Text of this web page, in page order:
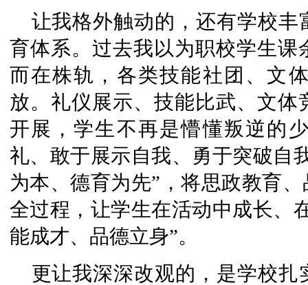
让我格外触动的，还有学校
育体系。过去我以为职校学生
而在株轨，各类技能社团、文
放。礼仪展示、技能比武、文
开展，学生不再是懵懂叛逆的
礼、敢于展示自我、勇于突破自
为本、德育为先”，将思政教育
全过程，让学生在活动中成长、
能成才、品德立身”。
更让我深深改观的，是学校